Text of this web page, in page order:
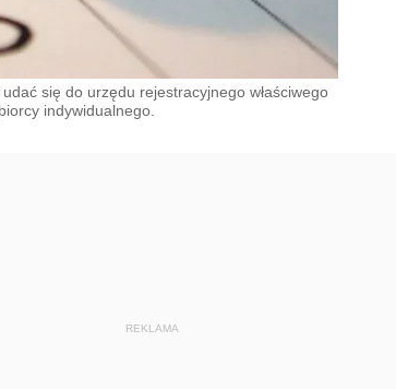
się do urzędu rejestracyjnego właściwego
indywidualnego.